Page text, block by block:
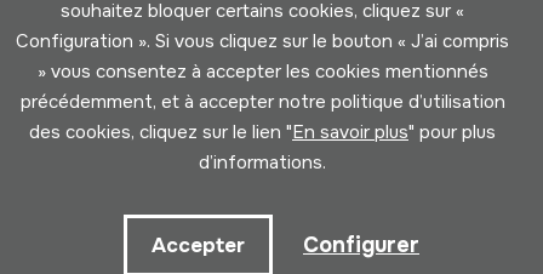
Développé par Lotura
souhaitez bloquer certains cookies, cliquez sur «
Configuration ». Si vous cliquez sur le bouton « J’ai compris
» vous consentez à accepter les cookies mentionnés
précédemment, et à accepter notre politique d’utilisation
des cookies, cliquez sur le lien "En savoir plus" pour plus
d’informations.
Accepter Configurer